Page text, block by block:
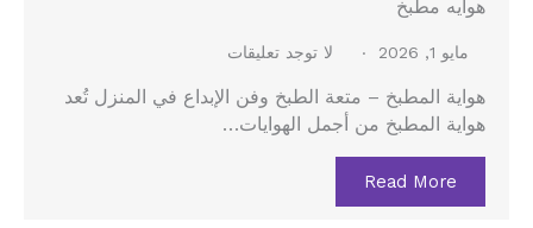
هوايه مطبخ
مايو 1, 2026 لا توجد تعليقات
هواية المطبخ – متعة الطبخ وفن الإبداع في المنزل تُعد
هواية المطبخ من أجمل الهوايات…
Read More